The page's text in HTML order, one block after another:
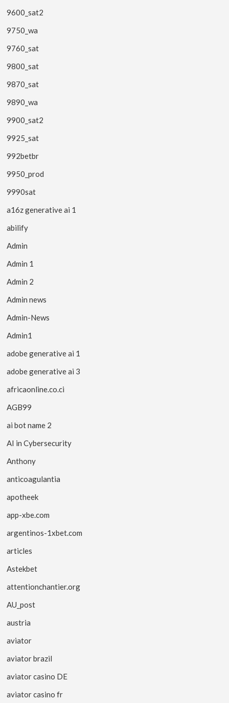
9600_sat2
9750_wa
9760_sat
9800_sat
9870_sat
9890_wa
9900_sat2
9925_sat
992betbr
9950_prod
9990sat
a16z generative ai 1
abilify
Admin
Admin 1
Admin 2
Admin news
Admin-News
Admin1
adobe generative ai 1
adobe generative ai 3
africaonline.co.ci
AGB99
ai bot name 2
AI in Cybersecurity
Anthony
anticoagulantia
apotheek
app-xbe.com
argentinos-1xbet.com
articles
Astekbet
attentionchantier.org
AU_post
austria
aviator
aviator brazil
aviator casino DE
aviator casino fr